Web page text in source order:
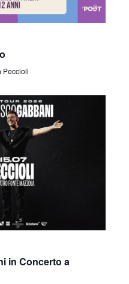
Peccioli
in Concerto a